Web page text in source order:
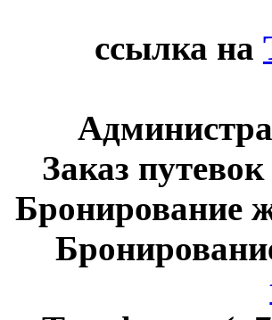
ссылка на
Заказ
Бронирование